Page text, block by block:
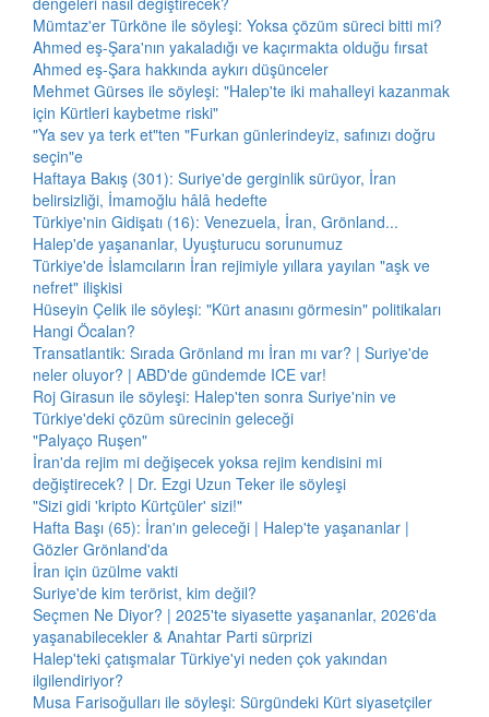
Mümtaz'er Türköne ile söyleşi: Yoksa çözüm süreci bitti mi?
Ahmed eş-Şara'nın yakaladığı ve kaçırmakta olduğu fırsat
Ahmed eş-Şara hakkında aykırı düşünceler
Mehmet Gürses ile söyleşi: "Halep'te iki mahalleyi kazanmak
için Kürtleri kaybetme riski"
"Ya sev ya terk et"ten "Furkan günlerindeyiz, safınızı doğru
seçin"e
Haftaya Bakış (301): Suriye'de gerginlik sürüyor, İran
belirsizliği, İmamoğlu hâlâ hedefte
Türkiye'nin Gidişatı (16): Venezuela, İran, Grönland...
Halep'de yaşananlar, Uyuşturucu sorunumuz
Türkiye'de İslamcıların İran rejimiyle yıllara yayılan "aşk ve
nefret" ilişkisi
Hüseyin Çelik ile söyleşi: "Kürt anasını görmesin" politikaları
Hangi Öcalan?
Transatlantik: Sırada Grönland mı İran mı var? | Suriye'de
neler oluyor? | ABD'de gündemde ICE var!
Roj Girasun ile söyleşi: Halep'ten sonra Suriye'nin ve
Türkiye'deki çözüm sürecinin geleceği
"Palyaço Ruşen"
İran'da rejim mi değişecek yoksa rejim kendisini mi
değiştirecek? | Dr. Ezgi Uzun Teker ile söyleşi
"Sizi gidi 'kripto Kürtçüler' sizi!"
Hafta Başı (65): İran'ın geleceği | Halep'te yaşananlar |
Gözler Grönland'da
İran için üzülme vakti
Suriye'de kim terörist, kim değil?
Seçmen Ne Diyor? | 2025'te siyasette yaşananlar, 2026'da
yaşanabilecekler & Anahtar Parti sürprizi
Halep'teki çatışmalar Türkiye'yi neden çok yakından
ilgilendiriyor?
Musa Farisoğulları ile söyleşi: Sürgündeki Kürt siyasetçiler